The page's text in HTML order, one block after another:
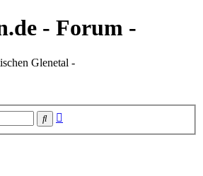
- Forum -
Glenetal -
Suche